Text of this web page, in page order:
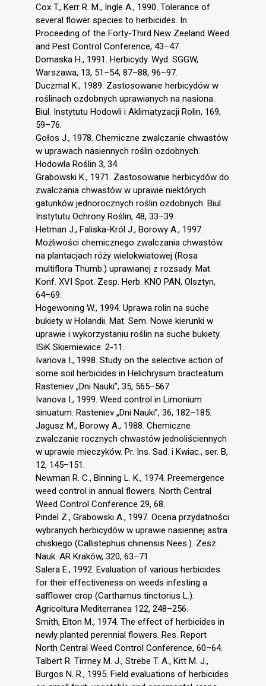
Cox T., Kerr R. M., Ingle A., 1990. Tolerance of
several flower species to herbicides. In
Proceeding of the Forty-Third New Zeeland Weed
and Pest Control Conference, 43–47.
Domaska H., 1991. Herbicydy. Wyd. SGGW,
Warszawa, 13, 51–54, 87–88, 96–97.
Duczmal K., 1989. Zastosowanie herbicydów w
roślinach ozdobnych uprawianych na nasiona.
Biul. Instytutu Hodowli i Aklimatyzacji Rolin, 169,
59–76.
Gołos J., 1978. Chemiczne zwalczanie chwastów
w uprawach nasiennych roślin ozdobnych.
Hodowla Roślin 3, 34.
Grabowski K., 1971. Zastosowanie herbicydów do
zwalczania chwastów w uprawie niektórych
gatunków jednorocznych roślin ozdobnych. Biul.
Instytutu Ochrony Roślin, 48, 33–39.
Hetman J., Faliska-Król J., Borowy A., 1997.
Możliwości chemicznego zwalczania chwastów
na plantacjach róży wielokwiatowej (Rosa
multiflora Thumb.) uprawianej z rozsady. Mat.
Konf. XVI Spot. Zesp. Herb. KNO PAN, Olsztyn,
64–69.
Hogewoning W., 1994. Uprawa rolin na suche
bukiety w Holandii. Mat. Sem. Nowe kierunki w
uprawie i wykorzystaniu roślin na suche bukiety.
ISiK Skierniewice: 2-11.
Ivanova I., 1998. Study on the selective action of
some soil herbicides in Helichrysum bracteatum.
Rasteniev „Dni Nauki”, 35, 565–567.
Ivanova I., 1999. Weed control in Limonium
sinuatum. Rasteniev „Dni Nauki”, 36, 182–185.
Jagusz M., Borowy A., 1988. Chemiczne
zwalczanie rocznych chwastów jednoliściennych
w uprawie mieczyków. Pr. Ins. Sad. i Kwiac., ser. B,
12, 145–151.
Newman R. C., Binning L. K., 1974. Preemergence
weed control in annual flowers. North Central
Weed Control Conference 29, 68.
Pindel Z., Grabowski A., 1997. Ocena przydatności
wybranych herbicydów w uprawie nasiennej astra
chiskiego (Callistephus chinensis Nees.). Zesz.
Nauk. AR Kraków, 320, 63–71.
Salera E., 1992. Evaluation of various herbicides
for their effectiveness on weeds infesting a
safflower crop (Carthamus tinctorius L.).
Agricoltura Mediterranea 122, 248–256.
Smith, Elton M., 1974. The effect of herbicides in
newly planted perennial flowers. Res. Report
North Central Weed Control Conference, 60–64.
Talbert R. Tirrney M. J., Strebe T. A., Kitt M. J.,
Burgos N. R., 1995. Field evaluations of herbicides